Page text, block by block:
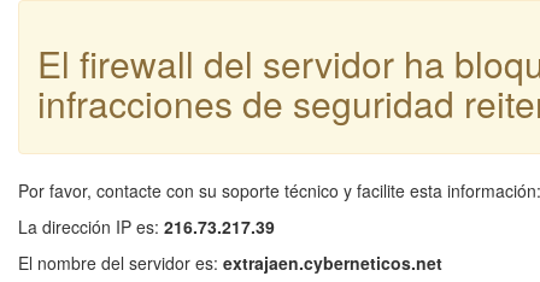
El firewall del servidor ha
infracciones de seguridad
Por favor, contacte con su soporte técnico y facilite esta información:
La dirección IP es: 216.73.217.39
El nombre del servidor es: extrajaen.cyberneticos.net